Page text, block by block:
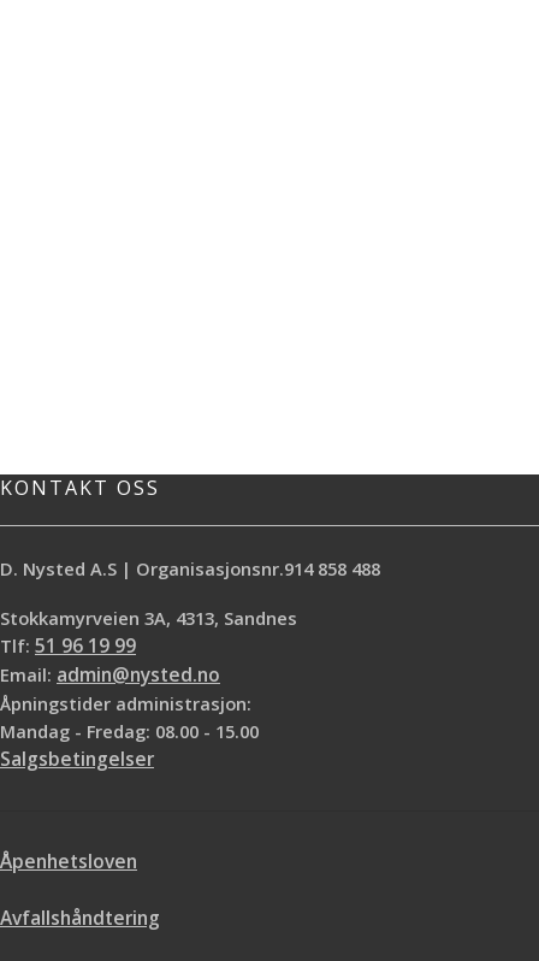
KONTAKT OSS
D. Nysted A.S | Organisasjonsnr.914 858 488
Stokkamyrveien 3A, 4313, Sandnes
Tlf: 51 96 19 99
Email: admin@nysted.no
Åpningstider administrasjon:
Mandag - Fredag: 08.00 - 15.00
Salgsbetingelser
Åpenhetsloven
Avfallshåndtering